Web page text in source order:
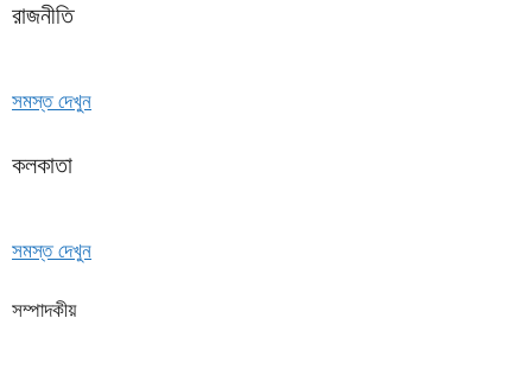
রাজনীতি
সমস্ত দেখুন
কলকাতা
সমস্ত দেখুন
সম্পাদকীয়